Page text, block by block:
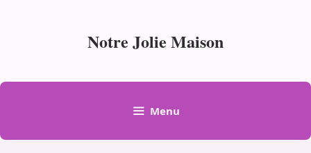
Notre Jolie Maison
Menu